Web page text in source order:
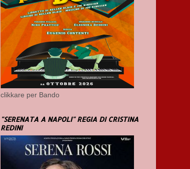
clikkare per Bando
"SERENATA A NAPOLI" REGIA DI CRISTINA
REDINI